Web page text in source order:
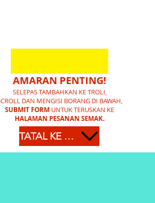
AMARAN PENTING!
SELEPAS TAMBAHKAN KE TROLI,
DAN MENGISI BORANG DI BAWAH,
SUBMIT FORM UNTUK TERUSKAN KE
HALAMAN PESANAN SEMAK.
TATAL KE BAWAH